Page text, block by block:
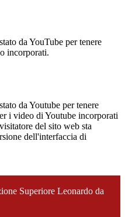
da YouTube per tenere
incorporati.
da Youtube per tenere
i video di Youtube incorporati
del sito web sta
dell'interfaccia di
Superiore Leonardo da